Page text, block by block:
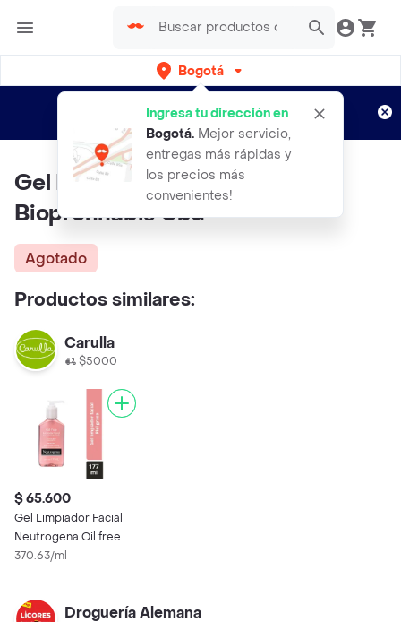
Bogotá
Ingresa tu dirección en
Bogotá. Mejor servicio,
entregas más rápidas y
los precios más
convenientes!
envíos gratis por semanas
Aplican TyC
Gel Ex Folia Nte Facial
Biopronnabis Cbd
Agotado
Productos similares:
Carulla
$5000
$ 65.600
Gel Limpiador Facial
Neutrogena Oil free
Toronja Ácido
370.63/ml
Droguería Alemana